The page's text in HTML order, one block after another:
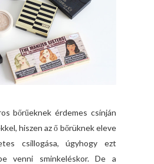
bőrűeknek érdemes csínján
hiszen az ő bőrüknek eleve
csillogása, úgyhogy ezt
venni sminkeléskor. De a